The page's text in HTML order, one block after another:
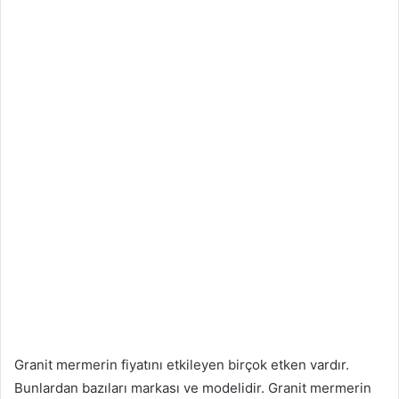
Granit mermerin fiyatını etkileyen birçok etken vardır.
Bunlardan bazıları markası ve modelidir. Granit mermerin